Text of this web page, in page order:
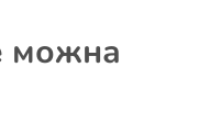
можна